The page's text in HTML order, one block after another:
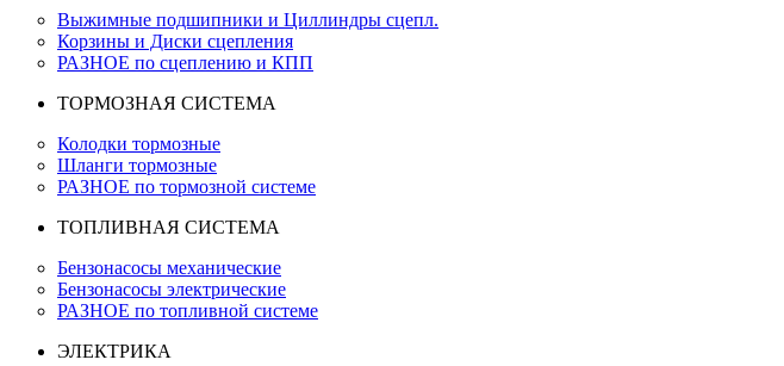
Выжимные подшипники и Циллиндры сцепл.
Корзины и Диски сцепления
РАЗНОЕ по сцеплению и КПП
ТОРМОЗНАЯ СИСТЕМА
Колодки тормозные
Шланги тормозные
РАЗНОЕ по тормозной системе
ТОПЛИВНАЯ СИСТЕМА
Бензонасосы механические
Бензонасосы электрические
РАЗНОЕ по топливной системе
ЭЛЕКТРИКА